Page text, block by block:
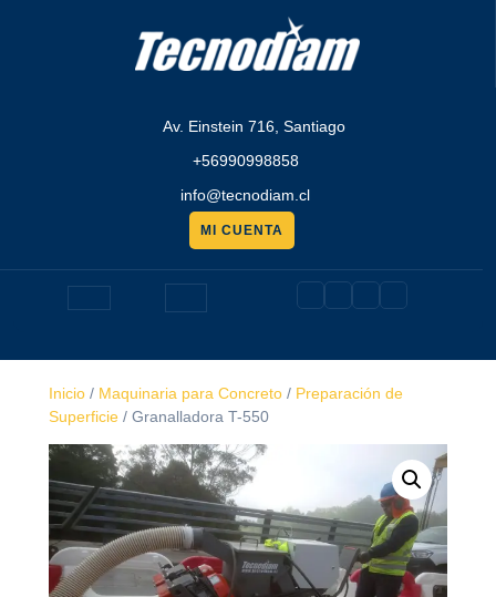
Av. Einstein 716, Santiago
+56990998858
info@tecnodiam.cl
MI CUENTA
presupuesto
Botón
de
apertura
Inicio / Maquinaria para Concreto / Preparación de
Superficie / Granalladora T-550